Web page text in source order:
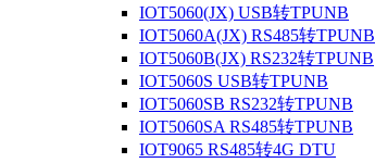
IOT5060(JX) USB转TPUNB
IOT5060A(JX) RS485转TPUNB
IOT5060B(JX) RS232转TPUNB
IOT5060S USB转TPUNB
IOT5060SB RS232转TPUNB
IOT5060SA RS485转TPUNB
IOT9065 RS485转4G DTU